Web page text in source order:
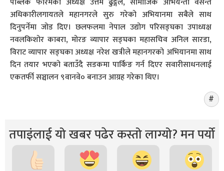
अधिकारीलगायतले महानगरले सुरु गरेको अभियानमा सबैले साथ
दिनुपर्नेमा जोड दिए। छलफलमा नेपाल उद्योग परिसङ्घका उपाध्यक्ष
नवलकिशोर काबरा, मोरङ व्यापार सङ्घका महासचिव अनिल सारडा,
विराट व्यापार सङ्घका अध्यक्ष नरेश खत्रीले महानगरको अभियानमा साथ
दिन तयार भएको बताउँदै सडकमा पार्किङ गर्न दिएर सवारीसाधनलाई
एकतर्फी सञ्चालन ९वानवे० बनाउन आग्रह गरेका थिए।
तपाइंलाई यो खबर पढेर कस्तो लाग्यो? मन पर्यो